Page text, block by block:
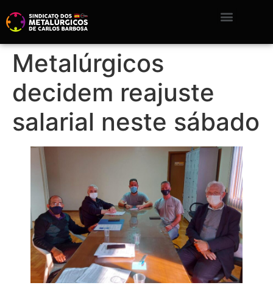
Metalúrgicos
decidem reajuste
salarial neste sábado